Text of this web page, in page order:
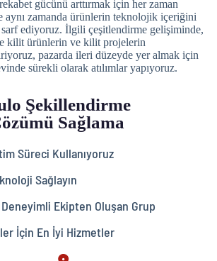
gücünü arttırmak için her zaman
aynı zamanda ürünlerin teknolojik içeriğini
ediyoruz. İlgili çeşitlendirme gelişiminde,
kilit ürünlerin ve kilit projelerin
pazarda ileri düzeyde yer almak için
sürekli olarak atılımlar yapıyoruz.
Şekillendirme
Sağlama
Süreci Kullanıyoruz
Sağlayın
Ekipten Oluşan Grup
İçin En İyi Hizmetler